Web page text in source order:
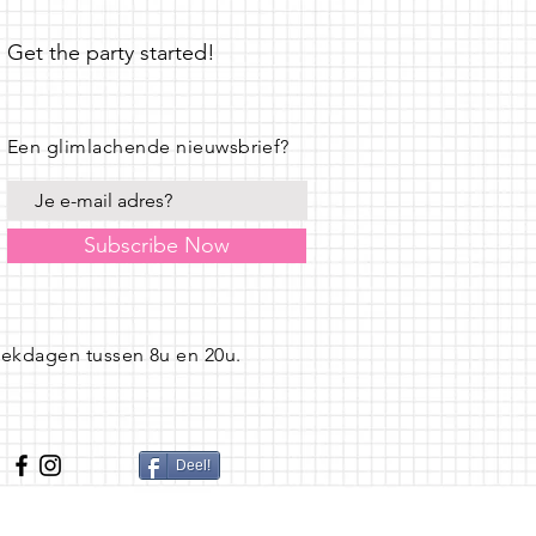
Get the party started!
tussen 8u en 20u.
Een glimlachende nieuwsbrief?
Subscribe Now
Deel!